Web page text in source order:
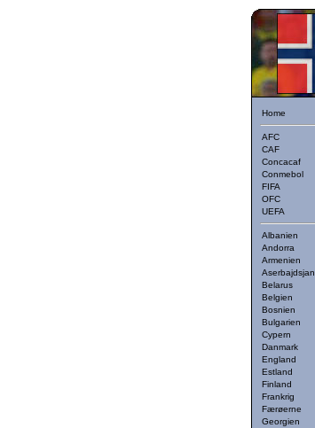
Home
AFC
CAF
Concacaf
Conmebol
FIFA
OFC
UEFA
Albanien
Andorra
Armenien
Aserbajdsjan
Belarus
Belgien
Bosnien
Bulgarien
Cypern
Danmark
England
Estland
Finland
Frankrig
Færøerne
Georgien